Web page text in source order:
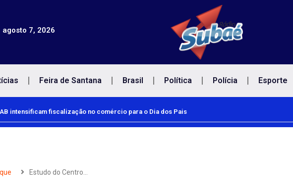
agosto 7, 2026
Feira de Santana Brasil Política Polícia Esporte
intensificam fiscalização no comércio para o Dia dos Pais
Estudo do Centro…